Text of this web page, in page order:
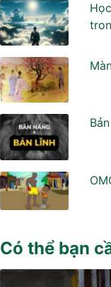
Có thể bạn